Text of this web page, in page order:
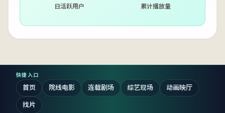
日活跃用户 累计播放量
快捷入口
首页 院线电影 连载剧场 综艺现场
动画映厅
找片